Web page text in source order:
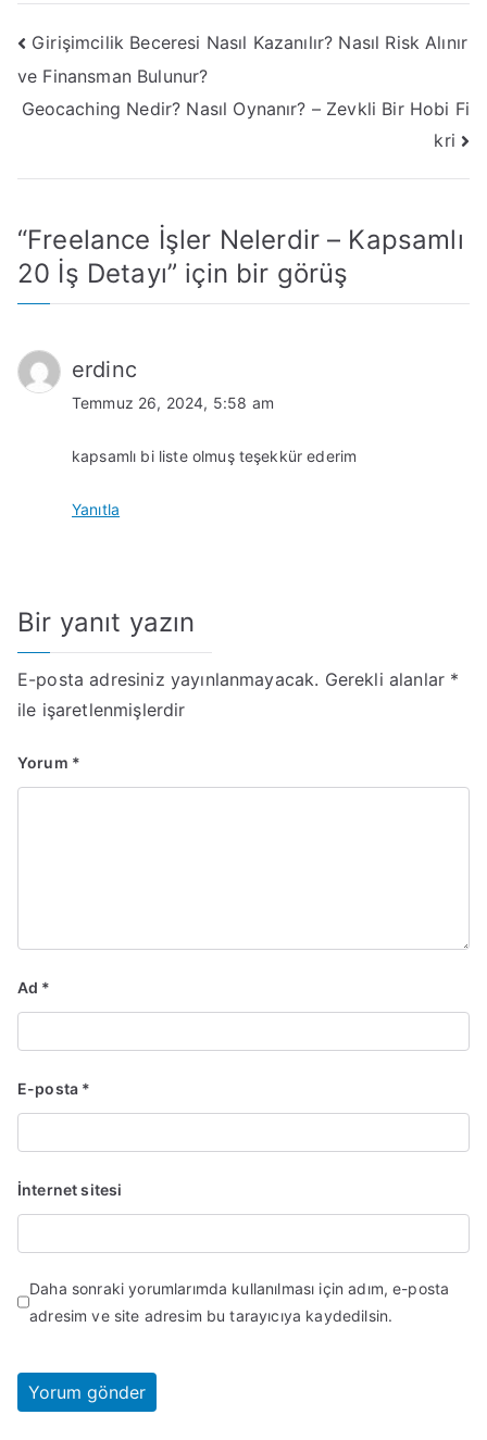
Yazı
gezinmesi
Girişimcilik Beceresi Nasıl Kazanılır? Nasıl Risk Alınır
ve Finansman Bulunur?
Geocaching Nedir? Nasıl Oynanır? – Zevkli Bir Hobi Fi
kri
“Freelance İşler Nelerdir – Kapsamlı
20 İş Detayı” için bir görüş
erdinc
Temmuz 26, 2024, 5:58 am
kapsamlı bi liste olmuş teşekkür ederim
Yanıtla
Bir yanıt yazın
E-posta adresiniz yayınlanmayacak. Gerekli alanlar *
ile işaretlenmişlerdir
Yorum *
Ad *
E-posta *
İnternet sitesi
Daha sonraki yorumlarımda kullanılması için adım, e-posta
adresim ve site adresim bu tarayıcıya kaydedilsin.